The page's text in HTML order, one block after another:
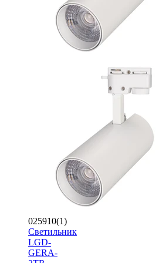
025910(1)
Светильник
LGD-
GERA-